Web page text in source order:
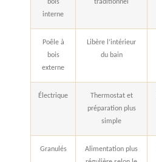
bois
interne
traditionnel
Poêle à
bois
externe
Libère l’intérieur
du bain
Électrique
Thermostat et
préparation plus
simple
Granulés
Alimentation plus